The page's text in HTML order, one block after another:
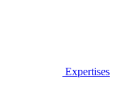
Expertises